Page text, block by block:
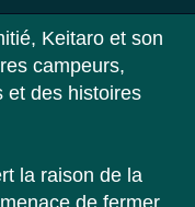
Keitaro et son
campeurs,
et des histoires
la raison de la
de fermer